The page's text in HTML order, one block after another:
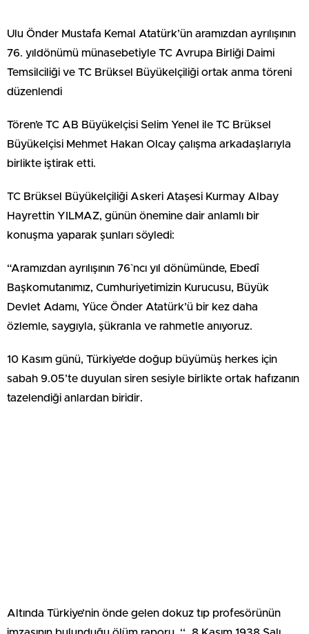
Ulu Önder Mustafa Kemal Atatürk’ün aramızdan ayrılışının
76. yıldönümü münasebetiyle TC Avrupa Birliği Daimi
Temsilciliği ve TC Brüksel Büyükelçiliği ortak anma töreni
düzenlendi
Tören’e TC AB Büyükelçisi Selim Yenel ile TC Brüksel
Büyükelçisi Mehmet Hakan Olcay çalışma arkadaşlarıyla
birlikte iştirak etti.
TC Brüksel Büyükelçiliği Askeri Ataşesi Kurmay Albay
Hayrettin YILMAZ, günün önemine dair anlamlı bir
konuşma yaparak şunları söyledi:
“Aramızdan ayrılışının 76`ncı yıl dönümünde, Ebedî
Başkomutanımız, Cumhuriyetimizin Kurucusu, Büyük
Devlet Adamı, Yüce Önder Atatürk’ü bir kez daha
özlemle, saygıyla, şükranla ve rahmetle anıyoruz.
10 Kasım günü, Türkiye’de doğup büyümüş herkes için
sabah 9.05’te duyulan siren sesiyle birlikte ortak hafızanın
tazelendiği anlardan biridir.
Altında Türkiye’nin önde gelen dokuz tıp profesörünün